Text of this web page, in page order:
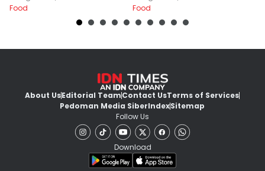
Food
Food
About UsEditorial TeamContact UsTerms of Services
Pedoman Media SiberIndexSitemap
Follow Us
Download